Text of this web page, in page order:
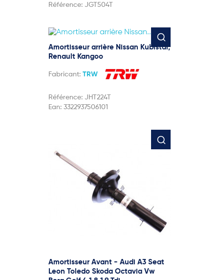
Référence: JGT504T
Amortisseur arrière Nissan Kubistar,
Renault Kangoo
Fabricant: TRW
Référence: JHT224T
Ean: 3322937506101
Amortisseur Avant - Audi A3 Seat
Leon Toledo Skoda Octavia Vw